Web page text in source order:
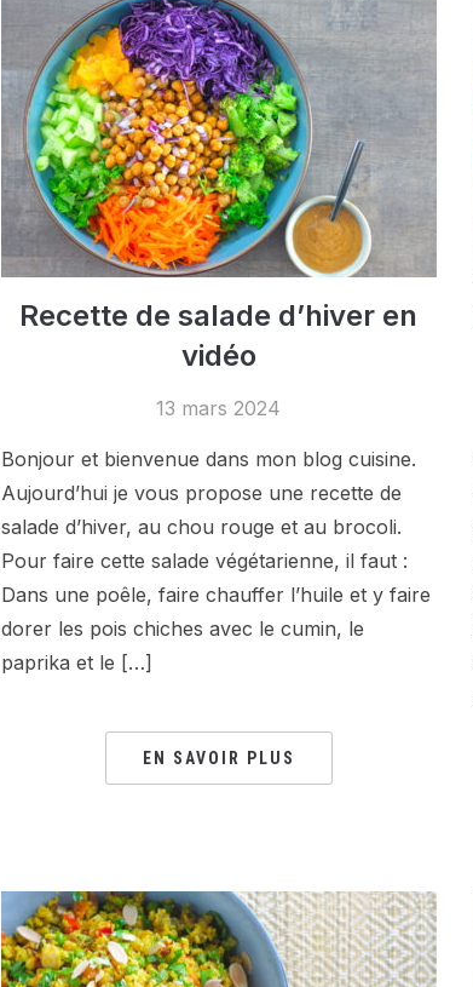
Recette de salade d’hiver en
vidéo
13 mars 2024
Bonjour et bienvenue dans mon blog cuisine.
Aujourd’hui je vous propose une recette de
salade d’hiver, au chou rouge et au brocoli.
Pour faire cette salade végétarienne, il faut :
Dans une poêle, faire chauffer l’huile et y faire
dorer les pois chiches avec le cumin, le
paprika et le […]
EN SAVOIR PLUS